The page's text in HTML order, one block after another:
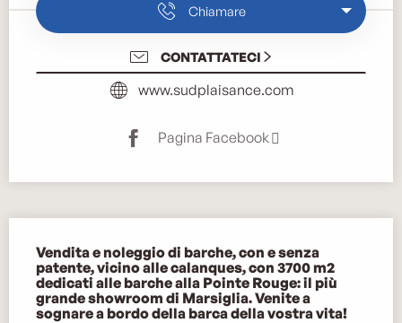
Chiamare
CONTATTATECI
www.sudplaisance.com
Pagina Facebook
Vendita e noleggio di barche, con e senza
patente, vicino alle calanques, con 3700 m2
dedicati alle barche alla Pointe Rouge: il più
grande showroom di Marsiglia. Venite a
sognare a bordo della barca della vostra vita!